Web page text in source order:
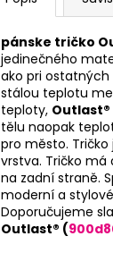
pánske tričko
jedinečného
ako pri
stálou teplotu
teploty, Outlast®
tělu naopak
pro město.
vrstva. Tričko má
na zadní straně.
moderní a
Doporučujeme
Outlast® (